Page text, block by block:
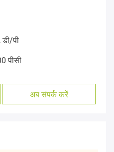
पी
पीसी
अब संपर्क करें